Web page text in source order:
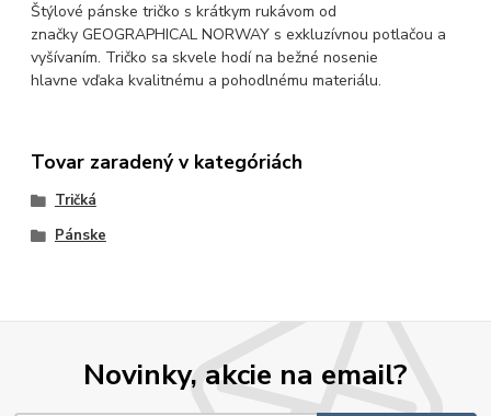
Štýlové pánske tričko s krátkym rukávom od
značky GEOGRAPHICAL NORWAY s exkluzívnou potlačou a
vyšívaním. Tričko sa skvele hodí na bežné nosenie
hlavne vďaka kvalitnému a pohodlnému materiálu.
Tovar zaradený v kategóriách
Tričká
Pánske
Novinky, akcie na email?